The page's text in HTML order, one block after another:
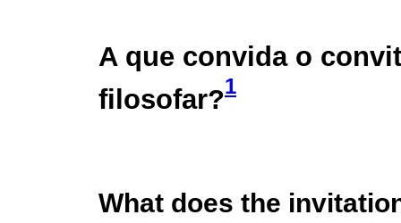
A que convida o
filosofar?1
What does the